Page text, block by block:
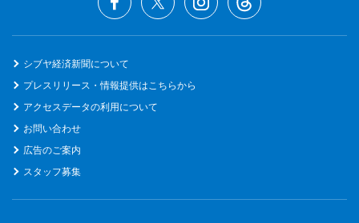
シブヤ経済新聞について
プレスリリース・情報提供はこちらから
アクセスデータの利用について
お問い合わせ
広告のご案内
スタッフ募集